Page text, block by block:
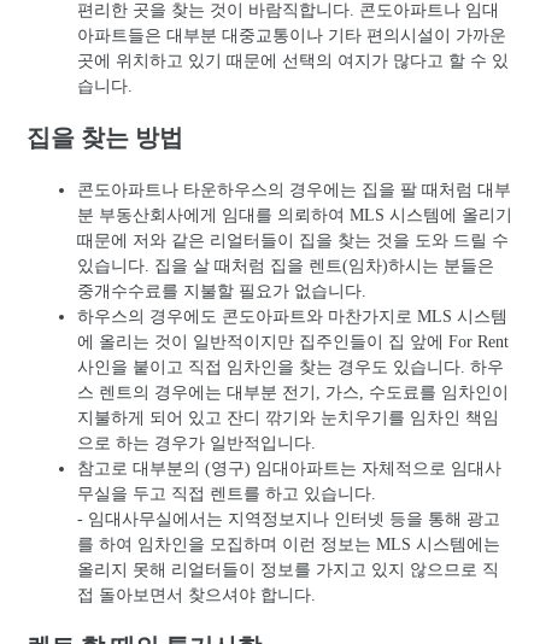
편리한 곳을 찾는 것이 바람직합니다. 콘도아파트나 임대
아파트들은 대부분 대중교통이나 기타 편의시설이 가까운
곳에 위치하고 있기 때문에 선택의 여지가 많다고 할 수 있
습니다.
집을 찾는 방법
콘도아파트나 타운하우스의 경우에는 집을 팔 때처럼 대부
분 부동산회사에게 임대를 의뢰하여 MLS 시스템에 올리기
때문에 저와 같은 리얼터들이 집을 찾는 것을 도와 드릴 수
있습니다. 집을 살 때처럼 집을 렌트(임차)하시는 분들은
중개수수료를 지불할 필요가 없습니다.
하우스의 경우에도 콘도아파트와 마찬가지로 MLS 시스템
에 올리는 것이 일반적이지만 집주인들이 집 앞에 For Rent
사인을 붙이고 직접 임차인을 찾는 경우도 있습니다. 하우
스 렌트의 경우에는 대부분 전기, 가스, 수도료를 임차인이
지불하게 되어 있고 잔디 깎기와 눈치우기를 임차인 책임
으로 하는 경우가 일반적입니다.
참고로 대부분의 (영구) 임대아파트는 자체적으로 임대사
무실을 두고 직접 렌트를 하고 있습니다.
- 임대사무실에서는 지역정보지나 인터넷 등을 통해 광고
를 하여 임차인을 모집하며 이런 정보는 MLS 시스템에는
올리지 못해 리얼터들이 정보를 가지고 있지 않으므로 직
접 돌아보면서 찾으셔야 합니다.